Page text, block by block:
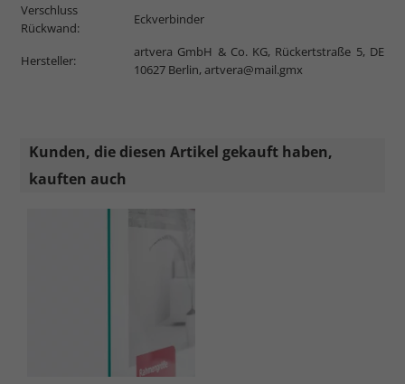
Verschluss
Rückwand:
Eckverbinder
Hersteller:
artvera GmbH & Co. KG, Rückertstraße 5, DE
10627 Berlin,artvera@mail.gmx
Kunden, die diesen Artikel gekauft haben,
kauften auch